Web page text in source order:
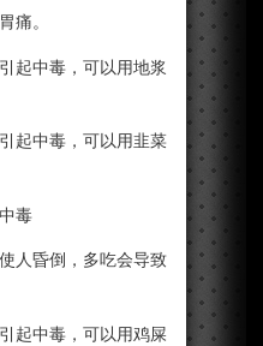
痛。
起中毒，可以用地浆
起中毒，可以用韭菜
毒
人昏倒，多吃会导致
起中毒，可以用鸡屎